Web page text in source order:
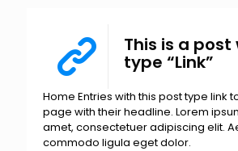
This is a
type “Link”
Home Entries with this post type link
page with their headline. Lorem
amet, consectetuer adipiscing elit.
commodo ligula eget dolor.